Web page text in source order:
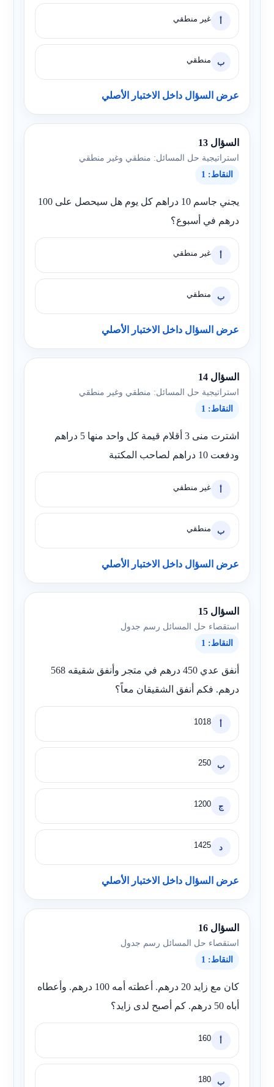
أ غير منطقي
ب منطقي
عرض السؤال داخل الاختبار الأصلي
السؤال 13
استراتيجية حل المسائل: منطقي وغير منطقي
النقاط: 1
يجني جاسم 10 دراهم كل يوم هل سيحصل على 100
درهم في أسبوع؟
أ غير منطقي
ب منطقي
عرض السؤال داخل الاختبار الأصلي
السؤال 14
استراتيجية حل المسائل: منطقي وغير منطقي
النقاط: 1
اشترت منى 3 أقلام قيمة كل واحد منها 5 دراهم
ودفعت 10 دراهم لصاحب المكتبة
أ غير منطقي
ب منطقي
عرض السؤال داخل الاختبار الأصلي
السؤال 15
استقصاء حل المسائل رسم جدول
النقاط: 1
أنفق عدي 450 درهم في متجر وأنفق شقيقه 568
درهم. فكم أنفق الشقيقان معاً؟
أ 1018
ب 250
ج 1200
د 1425
عرض السؤال داخل الاختبار الأصلي
السؤال 16
استقصاء حل المسائل رسم جدول
النقاط: 1
كان مع زايد 20 درهم. أعطته أمه 100 درهم. وأعطاه
أباه 50 درهم. كم أصبح لدى زايد؟
أ 160
ب 180